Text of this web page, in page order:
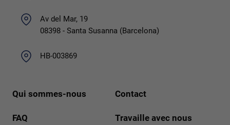
Av del Mar, 19
08398 - Santa Susanna (Barcelona)
HB-003869
Qui sommes-nous Contact
FAQ Travaille avec nous